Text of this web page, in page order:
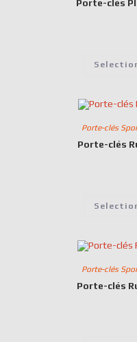
Porte-clés
Porte-clés
Porte-clés
Porte-clés
Porte-clés